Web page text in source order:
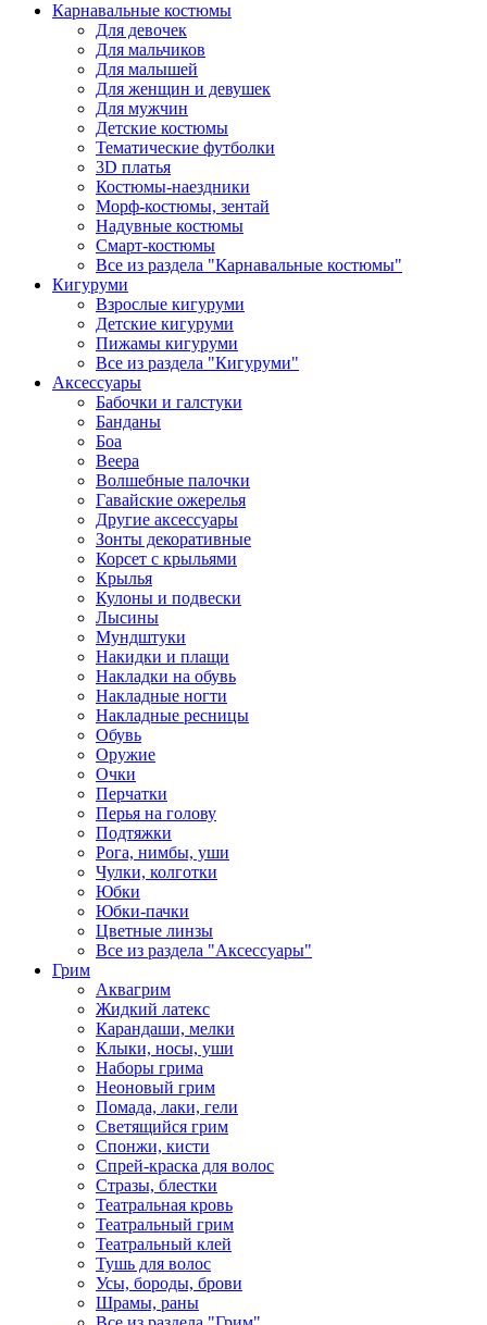
Карнавальные костюмы
Для девочек
Для мальчиков
Для малышей
Для женщин и девушек
Для мужчин
Детские костюмы
Тематические футболки
3D платья
Костюмы-наездники
Морф-костюмы, зентай
Надувные костюмы
Смарт-костюмы
Все из раздела "Карнавальные костюмы"
Кигуруми
Взрослые кигуруми
Детские кигуруми
Пижамы кигуруми
Все из раздела "Кигуруми"
Аксессуары
Бабочки и галстуки
Банданы
Боа
Веера
Волшебные палочки
Гавайские ожерелья
Другие аксессуары
Зонты декоративные
Корсет с крыльями
Крылья
Кулоны и подвески
Лысины
Мундштуки
Накидки и плащи
Накладки на обувь
Накладные ногти
Накладные ресницы
Обувь
Оружие
Очки
Перчатки
Перья на голову
Подтяжки
Рога, нимбы, уши
Чулки, колготки
Юбки
Юбки-пачки
Цветные линзы
Все из раздела "Аксессуары"
Грим
Аквагрим
Жидкий латекс
Карандаши, мелки
Клыки, носы, уши
Наборы грима
Неоновый грим
Помада, лаки, гели
Светящийся грим
Спонжи, кисти
Спрей-краска для волос
Стразы, блестки
Театральная кровь
Театральный грим
Театральный клей
Тушь для волос
Усы, бороды, брови
Шрамы, раны